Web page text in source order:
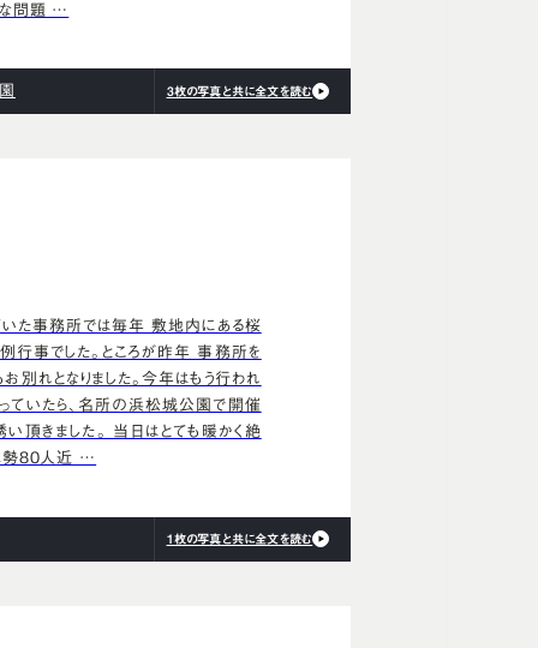
な問題 …
3枚の写真と共に全文を読む
た事務所では毎年 敷地内にある桜
行事でした。ところが昨年 事務所を
別れとなりました。今年はもう行われ
ていたら、名所の浜松城公園で開催
頂きました。 当日はとても暖かく絶
勢80人近 …
1枚の写真と共に全文を読む